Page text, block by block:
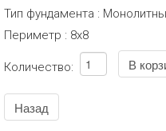
Тип фундамента :
Периметр : 8х8
Количество: